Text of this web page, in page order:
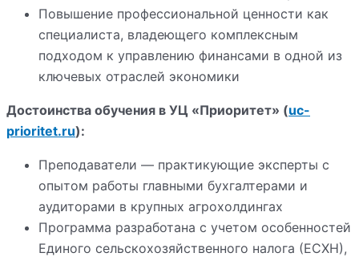
Повышение профессиональной ценности как
специалиста, владеющего комплексным
подходом к управлению финансами в одной из
ключевых отраслей экономики
Достоинства обучения в УЦ «Приоритет» (uc-
prioritet.ru):
Преподаватели — практикующие эксперты с
опытом работы главными бухгалтерами и
аудиторами в крупных агрохолдингах
Программа разработана с учетом особенностей
Единого сельскохозяйственного налога (ЕСХН),